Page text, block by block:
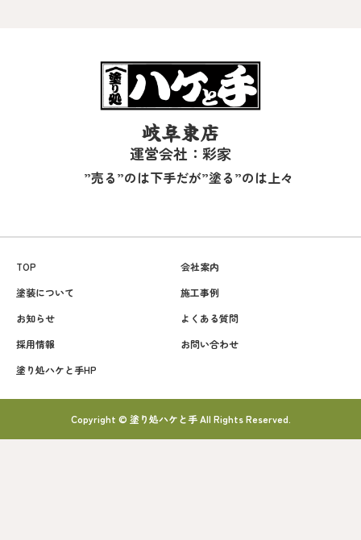
岐阜東店
運営会社：彩家
”売る”のは下手だが”塗る”のは上々
TOP
会社案内
塗装について
施工事例
お知らせ
よくある質問
採用情報
お問い合わせ
塗り処ハケと手HP
Copyright © 塗り処ハケと手 All Rights Reserved.